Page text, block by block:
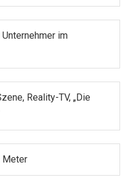
im
Reality-TV, „Die
Meter